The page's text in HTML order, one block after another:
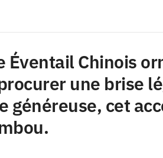
Éventail Chinois
une brise
cet